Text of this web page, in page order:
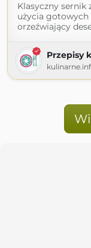
Klasyczny sernik
użycia gotowych
orzeźwiający
Przepisy